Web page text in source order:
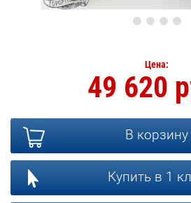
Цена:
49 620
В корзину
Купить в 1